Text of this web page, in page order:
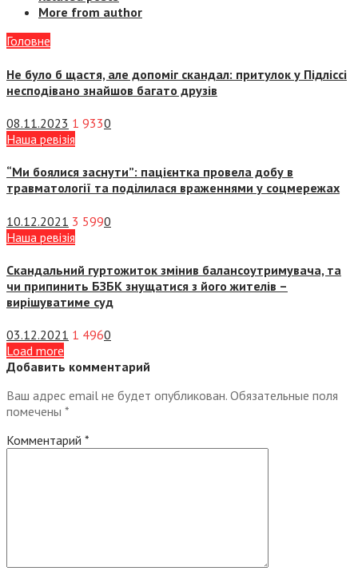
More from author
Головне
Не було б щастя, але допоміг скандал: притулок у Підліссі
несподівано знайшов багато друзів
08.11.2023 1 9330
Наша ревізія
“Ми боялися заснути”: пацієнтка провела добу в
травматології та поділилася враженнями у соцмережах
10.12.2021 3 5990
Наша ревізія
Скандальний гуртожиток змінив балансоутримувача, та
чи припинить БЗБК знущатися з його жителів –
вирішуватиме суд
03.12.2021 1 4960
Load more
Добавить комментарий
Ваш адрес email не будет опубликован. Обязательные поля
помечены *
Комментарий *